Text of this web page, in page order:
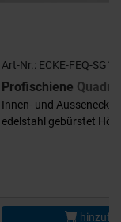
Art-Nr.: ECKE-FEQ-
Profischiene
Innen- und Aussenecke
edelstahl gebürstet